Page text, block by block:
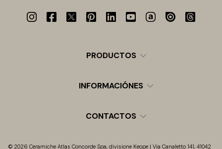
PRODUCTOS
INFORMACIÓNES
CONTACTOS
© 2026 Ceramiche Atlas Concorde Spa, divisione Keope | Via Canaletto 141, 41042